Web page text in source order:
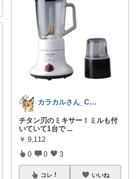
カラカルさん_CRCL😺朝コレ4時
チタン刃のミキサー！ミルも付
いていて1台で ...
￥ 9,112
0 0 3
コレ いいね